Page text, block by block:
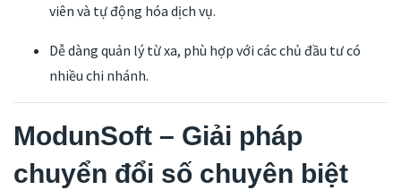
viên và tự động hóa dịch vụ.
Dễ dàng quản lý từ xa, phù hợp với các chủ đầu tư có
nhiều chi nhánh.
ModunSoft – Giải pháp
chuyển đổi số chuyên biệt